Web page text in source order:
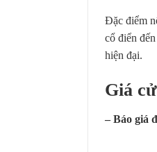
Đặc điểm
cổ điển
hiện đại.
Giá
– Báo giá